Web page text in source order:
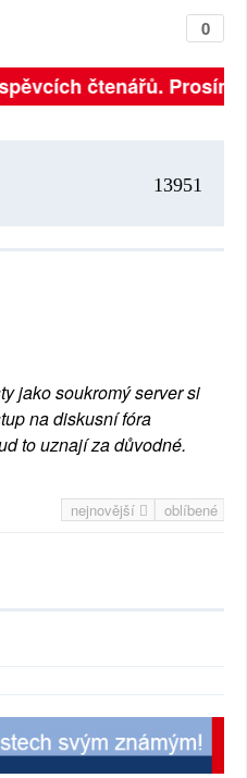
0
čtenářů.
13951
jako soukromý server si
na diskusní fóra
to uznají za důvodné.
nejnovější oblíbené